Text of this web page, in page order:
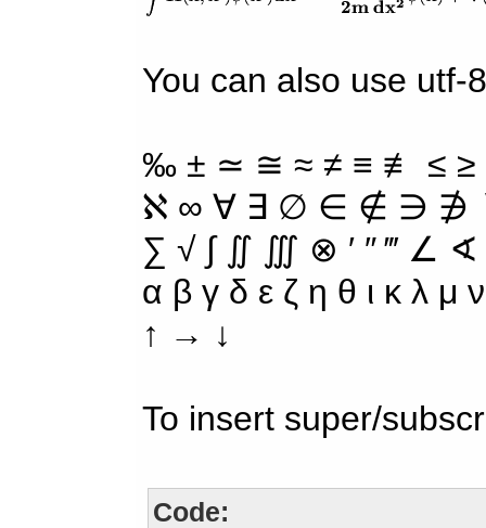
You can also use utf-
‰ ± ≃ ≅ ≈ ≠ ≡ ≢ ≤
ℵ ∞ ∀ ∃ ∅ ∈ ∉ ∋ ∌
∑ √ ∫ ∬ ∭ ⊗ ′ ″ ‴ ∠
α β γ δ ε ζ η θ ι κ λ
↑ → ↓
To insert super/
Code: